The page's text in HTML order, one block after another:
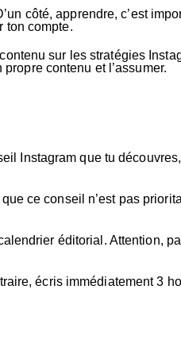
côté, apprendre, c’est
ton compte.
sur les stratégies
contenu et l’assumer.
Instagram que tu
ce conseil n’est pas
éditorial. Attention,
écris immédiatement 3